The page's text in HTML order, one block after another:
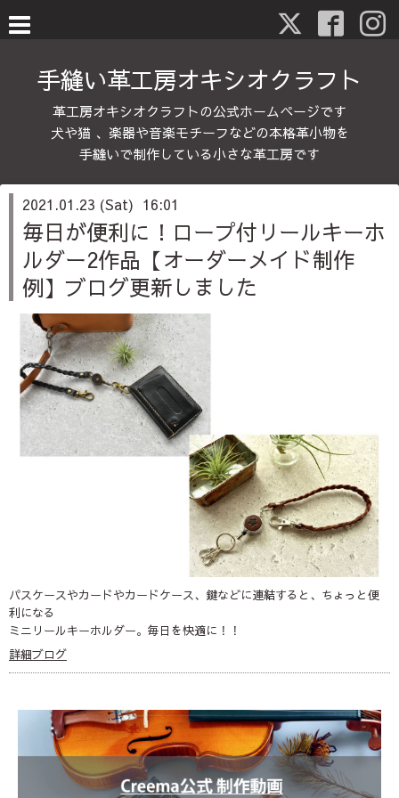
手縫い革工房オキシオクラフト
革工房オキシオクラフトの公式ホームページです
犬や猫 、楽器や音楽モチーフなどの本格革小物を
手縫いで制作している小さな革工房です
2021.01.23 (Sat) 16:01
毎日が便利に！ロープ付リールキーホ
ルダー2作品【オーダーメイド制作
例】ブログ更新しました
パスケースやカードやカードケース、鍵などに連結すると、ちょっと便
利になる
ミニリールキーホルダー。毎日を快適に！！
詳細ブログ